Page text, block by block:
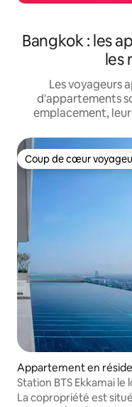
Bangkok : les
les
Les voyageurs
d'appartements
emplacement,
Coup de cœur
Coup de cœur
Appartement en
⋅ Khet Khlong Toei
Station BTS Ekkamai le
La copropriété est